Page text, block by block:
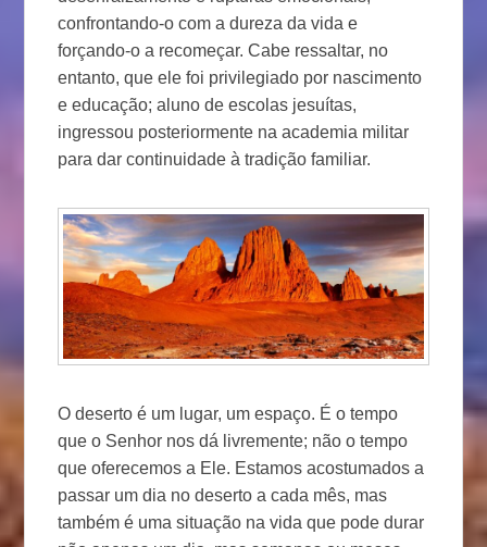
confrontando-o com a dureza da vida e
forçando-o a recomeçar. Cabe ressaltar, no
entanto, que ele foi privilegiado por nascimento
e educação; aluno de escolas jesuítas,
ingressou posteriormente na academia militar
para dar continuidade à tradição familiar.
O deserto é um lugar, um espaço. É o tempo
que o Senhor nos dá livremente; não o tempo
que oferecemos a Ele. Estamos acostumados a
passar um dia no deserto a cada mês, mas
também é uma situação na vida que pode durar